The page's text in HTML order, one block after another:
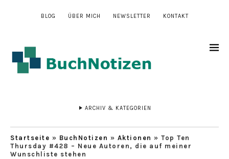
BLOG ÜBER MICH NEWSLETTER KONTAKT
ARCHIV & KATEGORIEN
Startseite » BuchNotizen » Aktionen » Top Ten
Thursday #428 – Neue Autoren, die auf meiner
Wunschliste stehen